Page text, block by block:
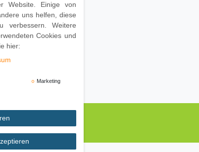
Website. Einige von
uns helfen, diese
verbessern. Weitere
Cookies und
hier:
Marketing